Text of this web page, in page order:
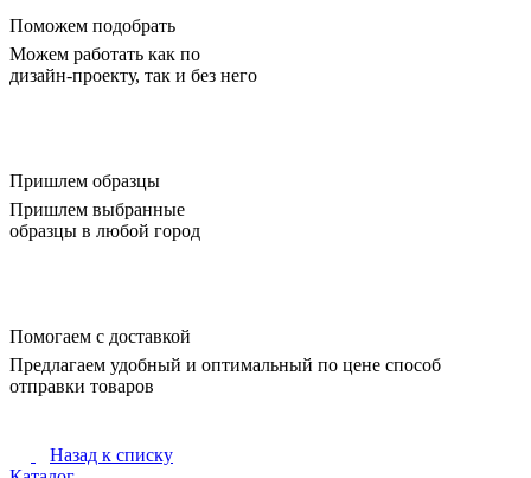
Поможем подобрать
Можем работать как по
дизайн-проекту, так и без него
Пришлем образцы
Пришлем выбранные
образцы в любой город
Помогаем с доставкой
Предлагаем удобный и оптимальный по цене способ
отправки товаров
Назад к списку